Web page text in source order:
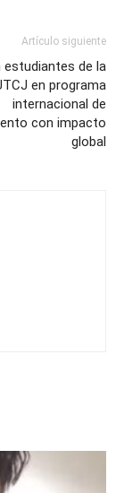
Artículo siguiente
estudiantes de la
en programa
internacional de
con impacto
global